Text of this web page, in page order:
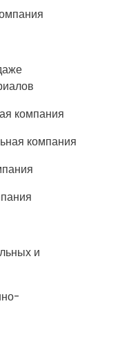
компания
компания
и